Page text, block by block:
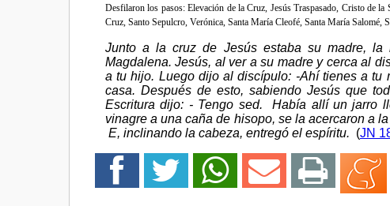
Desfilaron los pasos: Elevación de la Cruz, Jesús Traspasado, Cristo de
Cruz, Santo Sepulcro, Verónica, Santa María Cleofé, Santa María Salomé,
Junto a la cruz de Jesús estaba su madre,
Magdalena. Jesús, al ver a su madre y cerca al
a tu hijo. Luego dijo al discípulo: -Ahí tienes a
casa. Después de esto, sabiendo Jesús que
Escritura dijo: - Tengo sed. Había allí un jarro
vinagre a una caña de hisopo, se la acercaron a
E, inclinando la cabeza, entregó el espíritu. (JN